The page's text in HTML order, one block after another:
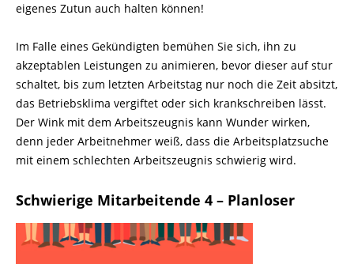
eigenes Zutun auch halten können!
Im Falle eines Gekündigten bemühen Sie sich, ihn zu
akzeptablen Leistungen zu animieren, bevor dieser auf stur
schaltet, bis zum letzten Arbeitstag nur noch die Zeit absitzt,
das Betriebsklima vergiftet oder sich krankschreiben lässt.
Der Wink mit dem Arbeitszeug­nis kann Wunder wirken,
denn jeder Arbeitnehmer weiß, dass die Arbeitsplatzsuche
mit einem schlechten Arbeitszeugnis schwierig wird.
Schwierige Mitarbeitende 4 – Planloser